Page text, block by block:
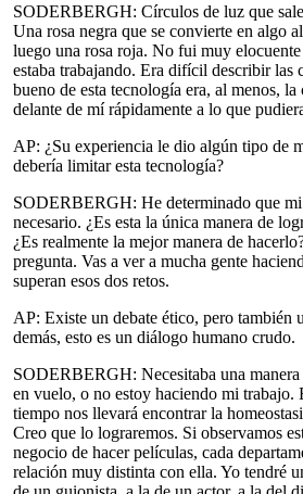
SODERBERGH: Círculos de luz que
Una rosa negra que se convierte en algo
luego una rosa roja. No fui muy
estaba trabajando. Era difícil describir las
bueno de esta tecnología era, al menos,
delante de mí rápidamente a lo que
AP: ¿Su experiencia le dio algún tipo de
debería limitar esta tecnología?
SODERBERGH: He determinado que mi
necesario. ¿Es esta la única manera de
¿Es realmente la mejor manera de
pregunta. Vas a ver a mucha gente
superan esos dos retos.
AP: Existe un debate ético, pero también
demás, esto es un diálogo humano crudo.
SODERBERGH: Necesitaba una
en vuelo, o no estoy haciendo mi
tiempo nos llevará encontrar la
Creo que lo lograremos. Si observamos
negocio de hacer películas, cada
relación muy distinta con ella. Yo tendré